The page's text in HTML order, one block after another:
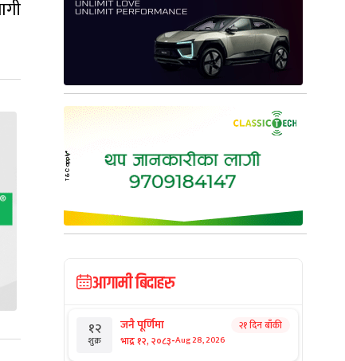
आगामी बिदाहरु
१२
शुक्र
जनै पूर्णिमा
भाद्र १२, २०८३-Aug 28, 2026
२१ दिन बाँकी